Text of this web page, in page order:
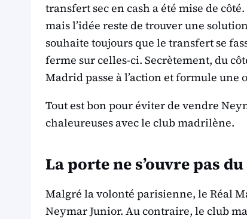
transfert sec en cash a été mise de
mais l’idée reste de trouver une
souhaite toujours que le transfert se
ferme sur celles-ci. Secrètement, du
Madrid passe à l’action et formule une
Tout est bon pour éviter de vendre
chaleureuses avec le club madrilène.
La porte ne s’ouvre pas
Malgré la volonté parisienne, le Réal
Neymar Junior. Au contraire, le club